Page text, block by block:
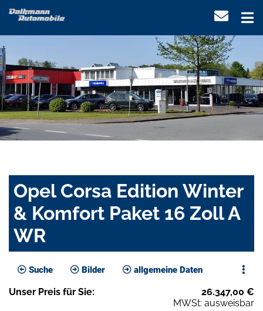
Opel Corsa Edition Winter
& Komfort Paket 16 Zoll A
WR
Suche Bilder allgemeine Daten
Unser Preis für Sie: 26.347,00 €
MWSt: ausweisbar